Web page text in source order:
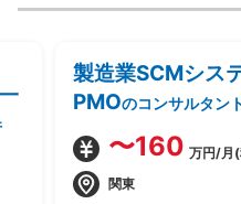
製造業SCMシス
PMOのコンサルタン
〜160 万円/月
関東